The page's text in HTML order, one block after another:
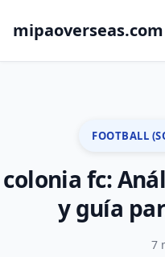
mipaoverseas.com
FOOTBALL
colonia fc:
y guía
7